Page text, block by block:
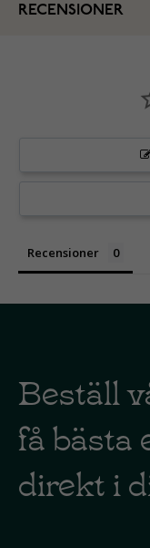
RECENSIONER
Recensioner
Beställ
få bästa
direkt i